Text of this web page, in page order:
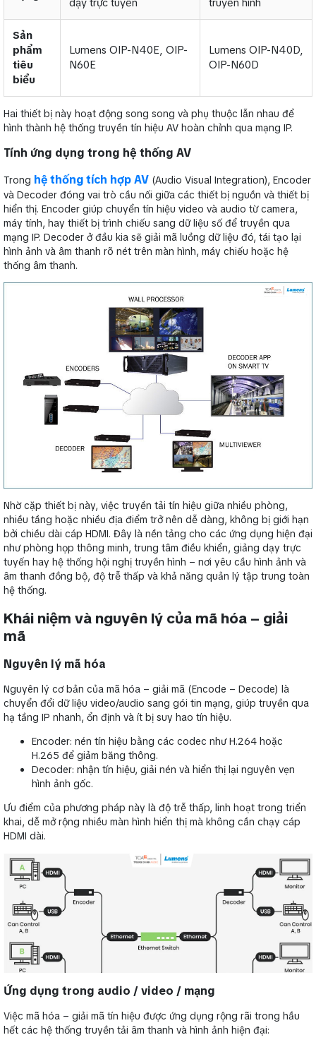
Sản
phẩm
tiêu
biểu
Lumens OIP-N40E, OIP-
N60E
Lumens OIP-N40D,
OIP-N60D
Hai thiết bị này hoạt động song song và phụ thuộc lẫn nhau để
hình thành hệ thống truyền tín hiệu AV hoàn chỉnh qua mạng IP.
Tính ứng dụng trong hệ thống AV
Trong hệ thống tích hợp AV (Audio Visual Integration), Encoder
và Decoder đóng vai trò cầu nối giữa các thiết bị nguồn và thiết bị
hiển thị. Encoder giúp chuyển tín hiệu video và audio từ camera,
máy tính, hay thiết bị trình chiếu sang dữ liệu số để truyền qua
mạng IP. Decoder ở đầu kia sẽ giải mã luồng dữ liệu đó, tái tạo lại
hình ảnh và âm thanh rõ nét trên màn hình, máy chiếu hoặc hệ
thống âm thanh.
Nhờ cặp thiết bị này, việc truyền tải tín hiệu giữa nhiều phòng,
nhiều tầng hoặc nhiều địa điểm trở nên dễ dàng, không bị giới hạn
bởi chiều dài cáp HDMI. Đây là nền tảng cho các ứng dụng hiện đại
như phòng họp thông minh, trung tâm điều khiển, giảng dạy trực
tuyến hay hệ thống hội nghị truyền hình – nơi yêu cầu hình ảnh và
âm thanh đồng bộ, độ trễ thấp và khả năng quản lý tập trung toàn
hệ thống.
Khái niệm và nguyên lý của mã hóa – giải
mã
Nguyên lý mã hóa
Nguyên lý cơ bản của mã hóa – giải mã (Encode – Decode) là
chuyển đổi dữ liệu video/audio sang gói tin mạng, giúp truyền qua
hạ tầng IP nhanh, ổn định và ít bị suy hao tín hiệu.
Encoder: nén tín hiệu bằng các codec như H.264 hoặc
H.265 để giảm băng thông.
Decoder: nhận tín hiệu, giải nén và hiển thị lại nguyên vẹn
hình ảnh gốc.
Ưu điểm của phương pháp này là độ trễ thấp, linh hoạt trong triển
khai, dễ mở rộng nhiều màn hình hiển thị mà không cần chạy cáp
HDMI dài.
Ứng dụng trong audio / video / mạng
Việc mã hóa – giải mã tín hiệu được ứng dụng rộng rãi trong hầu
hết các hệ thống truyền tải âm thanh và hình ảnh hiện đại: